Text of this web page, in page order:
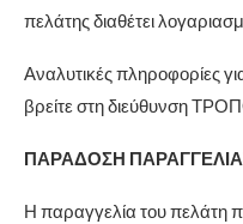
πελάτης διαθέτει
Αναλυτικές πληροφορίες
βρείτε στη διεύθυνση
ΠΑΡΑΔΟΣΗ
Η παραγγελία του πελάτη